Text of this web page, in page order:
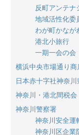
反町アンテナ
地域活性化委
わが町かなが
港北小旅行
一期一会の会
横浜中央市場通り商
日本赤十字社神奈川
神奈川・港北間税会
神奈川警察署
神奈川安全運
神奈川区企業